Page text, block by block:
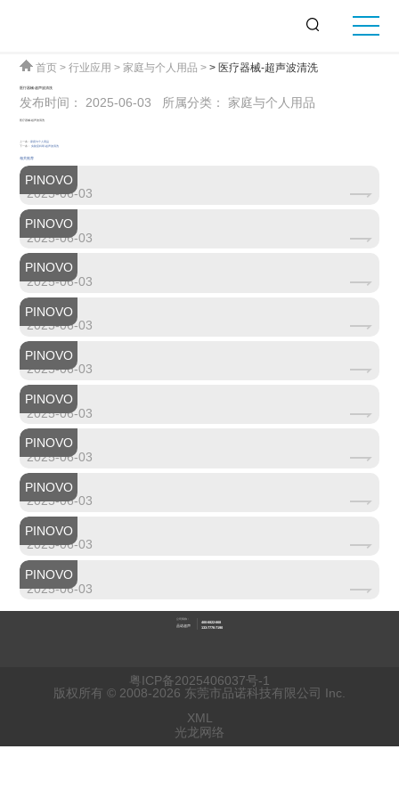
首页> 行业应用 > 家庭与个人用品 > > 医疗器械-超声波清洗
医疗器械-超声波清洗
发布时间： 2025-06-03 所属分类： 家庭与个人用品
医疗器械-超声波清洗
上一条：家庭与个人用品
下一条：实验室科研-超声波清洗
相关推荐
PINOVO
实验室科研-超声波清洗
2025-06-03
PINOVO
新能源-超声波清洗
2025-06-03
PINOVO
油气煤矿-超声波清洗
2025-06-03
PINOVO
SMT/PCB线路板-超声波清洗
2025-06-03
PINOVO
模具-超声波清洗
2025-06-03
PINOVO
半导体-超声波清洗
2025-06-03
PINOVO
轨道交通-超声波清洗
2025-06-03
PINOVO
航空航天-超声波清洗
2025-06-03
PINOVO
汽车零部件-超声波清洗
2025-06-03
PINOVO
精密五金-超声波清洗
2025-06-03
公司简称：
品诺超声
400-6822-668
133-7776-7190
粤ICP备2025406037号-1
版权所有 © 2008-2026 东莞市品诺科技有限公司 Inc.
XML
光龙网络